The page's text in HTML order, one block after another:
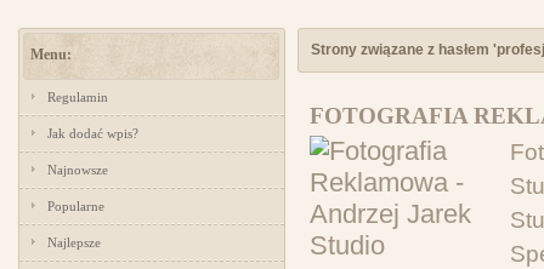
Menu:
Regulamin
Jak dodać wpis?
Najnowsze
Popularne
Najlepsze
Strony związane z hasłem
FOTOGRAFIA